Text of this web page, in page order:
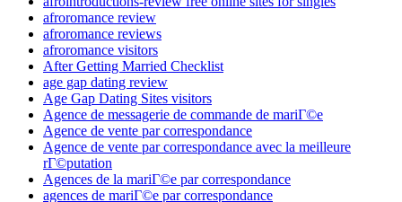
afroromance review
afroromance reviews
afroromance visitors
After Getting Married Checklist
age gap dating review
Age Gap Dating Sites visitors
Agence de messagerie de commande de mariГ©e
Agence de vente par correspondance
Agence de vente par correspondance avec la meilleure
rГ©putation
Agences de la mariГ©e par correspondance
agences de mariГ©e par correspondance